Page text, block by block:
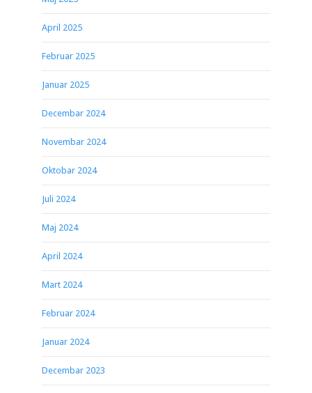
April 2025
Februar 2025
Januar 2025
Decembar 2024
Novembar 2024
Oktobar 2024
Juli 2024
Maj 2024
April 2024
Mart 2024
Februar 2024
Januar 2024
Decembar 2023